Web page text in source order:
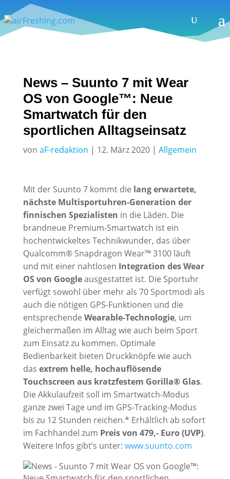
News – Suunto 7 mit Wear
OS von Google™: Neue
Smartwatch für den
sportlichen Alltagseinsatz
von aF-redaktion | 12. März 2020| Allgemein
Mit der Suunto 7 kommt die lang erwartete,
nächste Multisportuhren-Generation der
finnischen Spezialisten in die Läden. Die
brandneue Premium-Smartwatch ist ein
hochentwickeltes Technikwunder, das über
Qualcomm® Snapdragon Wear™ 3100 läuft
und mit einer nahtlosen Integration des Wear
OS von Googleausgestattet ist. Die Sportuhr
verfügt sowohl über mehr als 70 Sportmodi als
auch die nötigen GPS-Funktionen und die
entsprechende Wearable-Technologie, um
gleichermaßen im Alltag wie auch beim Sport
zum Einsatz zu kommen. Optimale
Bedienbarkeit bieten Druckknöpfe wie auch
das extrem helle, hochauflösende
Touchscreen aus kratzfestem Gorilla® Glas.
Die Akkulaufzeit soll im Smartwatch-Modus
ganze zwei Tage und im GPS-Tracking-Modus
bis zu 12 Stunden reichen.* Erhältlich ab sofort
im Fachhandel zum Preis von 479,- Euro (UVP).
Weitere Infos gibt’s unter: www.suunto.com